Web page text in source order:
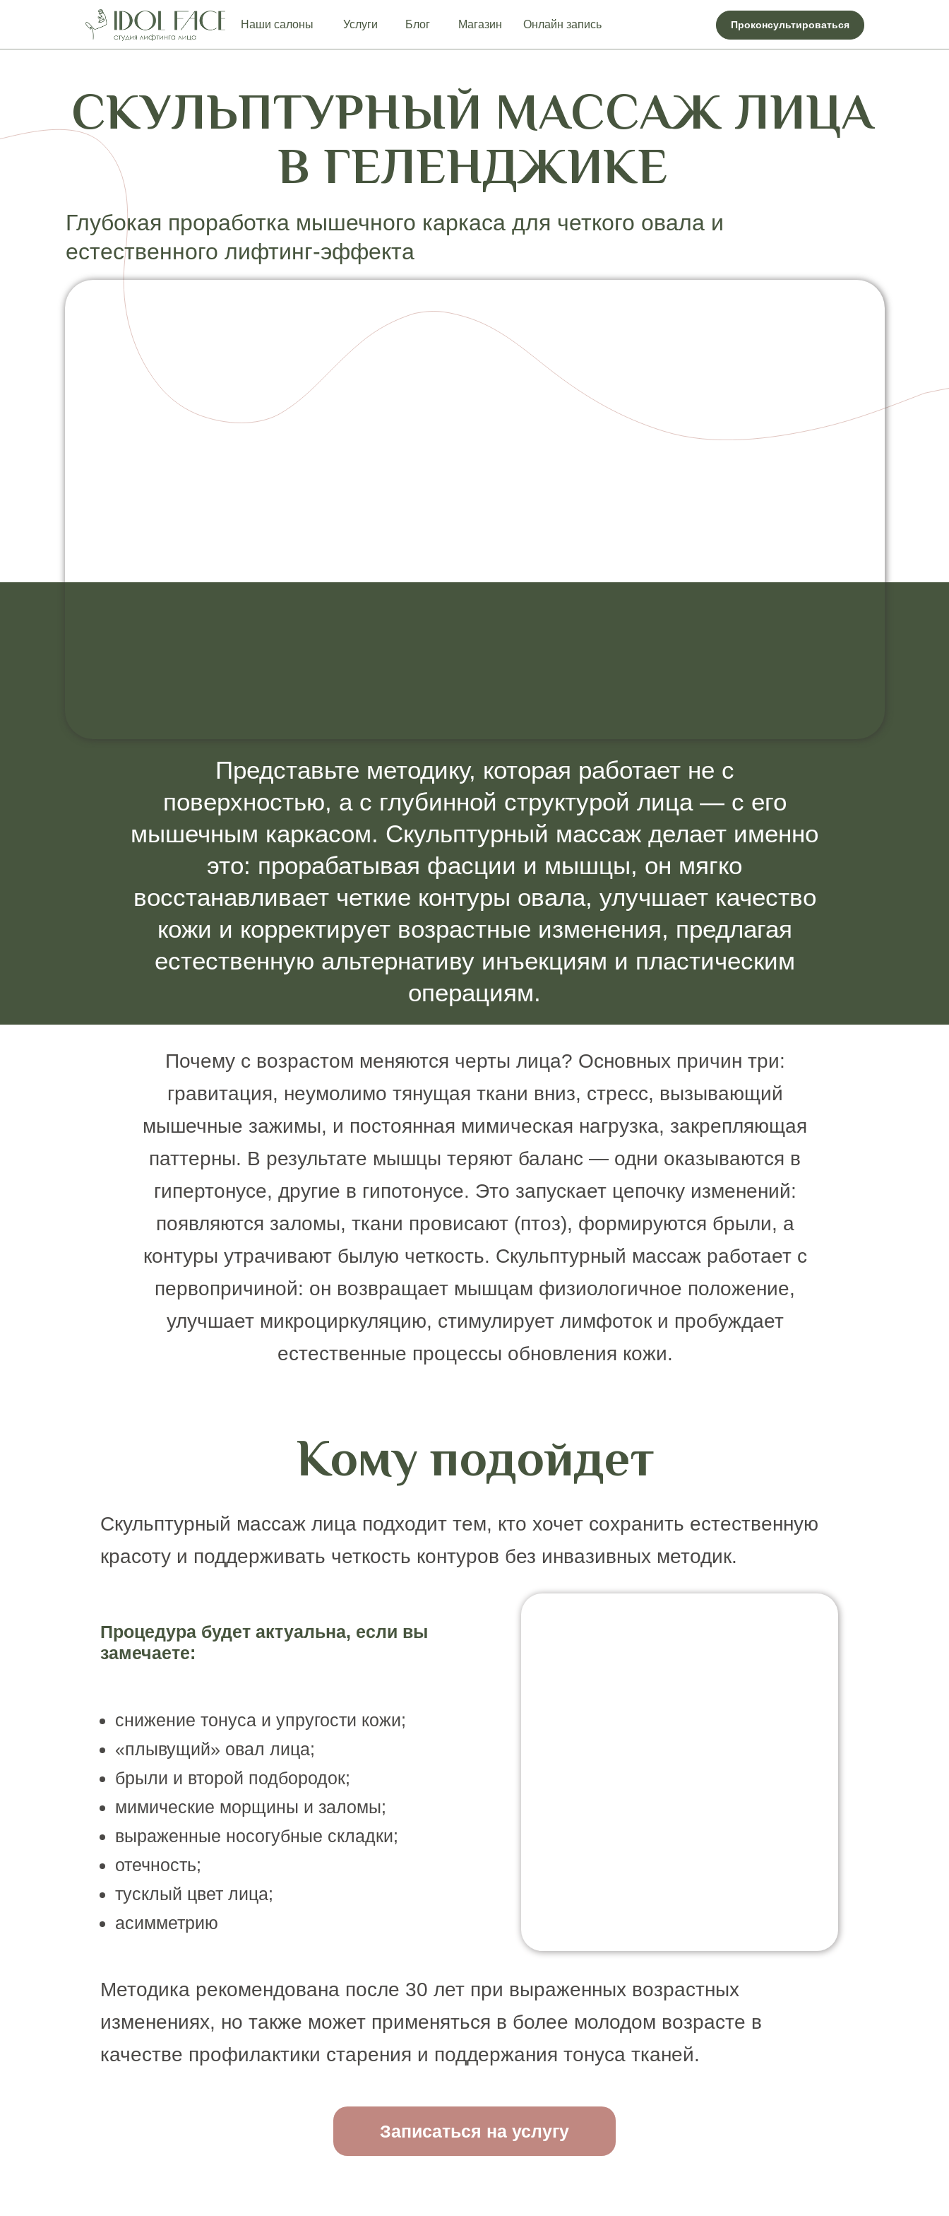
Наши салоны Услуги Магазин Проконсультироваться
Онлайн запись
Блог
Глубокая проработка мышечного каркаса для четкого овала и
естественного лифтинг-эффекта
Представьте методику, которая работает не с
поверхностью, а с глубинной структурой лица — с его
мышечным каркасом. Скульптурный массаж делает именно
это: прорабатывая фасции и мышцы, он мягко
восстанавливает четкие контуры овала, улучшает качество
кожи и корректирует возрастные изменения, предлагая
естественную альтернативу инъекциям и пластическим
операциям.
СКУЛЬПТУРНЫЙ МАССАЖ ЛИЦА
В ГЕЛЕНДЖИКЕ
Процедура будет актуальна, если вы
замечаете:
Кому подойдет
Почему с возрастом меняются черты лица? Основных причин три:
гравитация, неумолимо тянущая ткани вниз, стресс, вызывающий
мышечные зажимы, и постоянная мимическая нагрузка, закрепляющая
паттерны. В результате мышцы теряют баланс — одни оказываются в
гипертонусе, другие в гипотонусе. Это запускает цепочку изменений:
появляются заломы, ткани провисают (птоз), формируются брыли, а
контуры утрачивают былую четкость. Скульптурный массаж работает с
первопричиной: он возвращает мышцам физиологичное положение,
улучшает микроциркуляцию, стимулирует лимфоток и пробуждает
естественные процессы обновления кожи.
Методика рекомендована после 30 лет при выраженных возрастных
изменениях, но также может применяться в более молодом возрасте в
качестве профилактики старения и поддержания тонуса тканей.
Скульптурный массаж лица подходит тем, кто хочет сохранить естественную
красоту и поддерживать четкость контуров без инвазивных методик.
снижение тонуса и упругости кожи;
«плывущий» овал лица;
брыли и второй подбородок;
мимические морщины и заломы;
выраженные носогубные складки;
отечность;
тусклый цвет лица;
асимметрию
Записаться на услугу